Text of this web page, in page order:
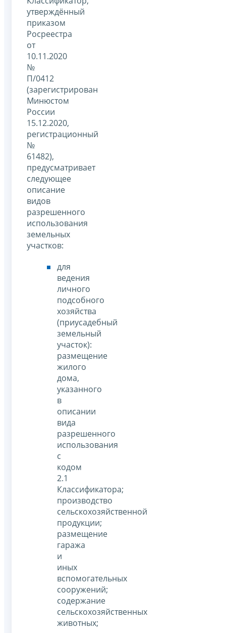
утверждённый
приказом
Росреестра
от
10.11.2020
№
П/0412
(зарегистрирован
Минюстом
России
15.12.2020,
регистрационный
№
61482),
предусматривает
следующее
описание
видов
разрешенного
использования
земельных
участков:
для
ведения
личного
подсобного
хозяйства
(приусадебный
земельный
участок):
размещение
жилого
дома,
указанного
в
описании
вида
разрешенного
использования
с
кодом
2.1
Классификатора;
производство
сельскохозяйственной
продукции;
размещение
гаража
и
иных
вспомогательных
сооружений;
содержание
сельскохозяйственных
животных;